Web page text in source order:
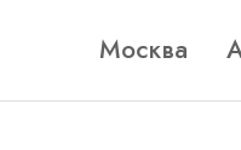
Москва